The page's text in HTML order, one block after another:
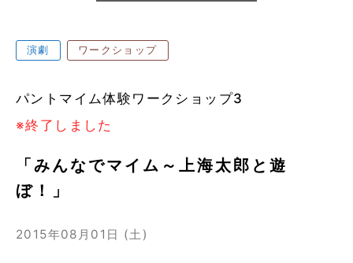
演劇 ワークショップ
パントマイム体験ワークショップ3
※終了しました
「みんなでマイム～上海太郎と遊
ぼ！」
2015年08月01日 (土)